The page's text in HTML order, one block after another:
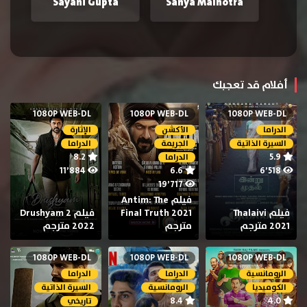
أفلام قد تعجبك
1080P WEB-DL
الدراما
السيرة الذاتية
5.9
6٬518
فيلم Thalaivi
2021 مترجم
1080P WEB-DL
الأكشن
الجريمة
الدراما
6.6
19٬717
فيلم Antim: The
Final Truth 2021
مترجم
1080P WEB-DL
الإثارة
الدراما
8.2
11٬884
فيلم Drushyam 2
2022 مترجم
1080P WEB-DL
الرومانسية
الكوميديا
4.0
1080P WEB-DL
الدراما
الرومانسية
8.4
1080P WEB-DL
الدراما
السيرة الذاتية
تاريخي